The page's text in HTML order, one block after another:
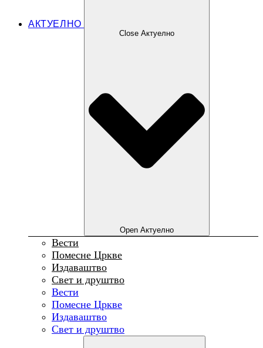
АКТУЕЛНО
Close Актуелно
Open Актуелно
Вести
Помесне Цркве
Издаваштво
Свет и друштво
Вести
Помесне Цркве
Издаваштво
Свет и друштво